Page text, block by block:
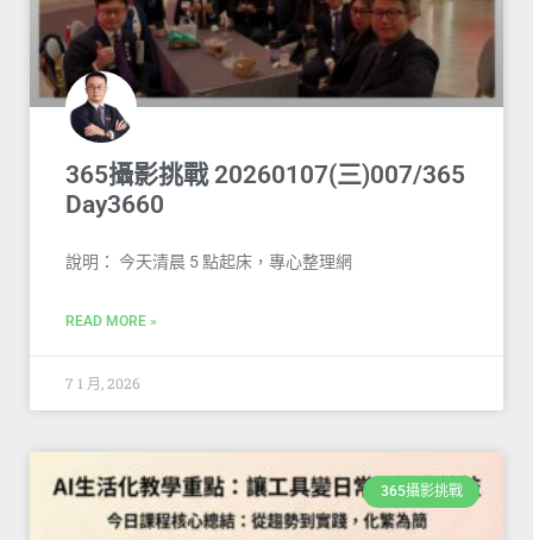
365攝影挑戰 20260107(三)007/365
Day3660
說明： 今天清晨 5 點起床，專心整理網
READ MORE »
7 1 月, 2026
365攝影挑戰